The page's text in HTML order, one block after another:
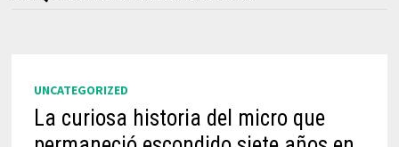
UNCATEGORIZED
La curiosa historia del micro que